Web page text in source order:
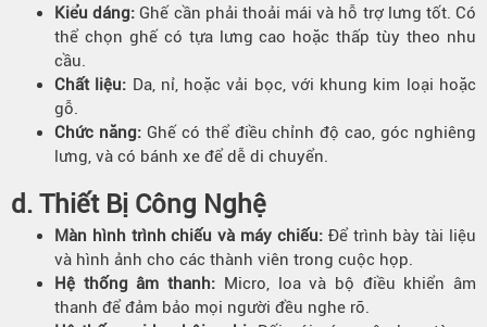
Kiểu dáng: Ghế cần phải thoải mái và hỗ trợ lưng tốt. Có
thể chọn ghế có tựa lưng cao hoặc thấp tùy theo nhu
cầu.
Chất liệu: Da, nỉ, hoặc vải bọc, với khung kim loại hoặc
gỗ.
Chức năng:Ghế có thể điều chỉnh độ cao, góc nghiêng
lưng, và có bánh xe để dễ di chuyển.
d. Thiết Bị Công Nghệ
Màn hình trình chiếu và máy chiếu:Để trình bày tài liệu
và hình ảnh cho các thành viên trong cuộc họp.
Hệ thống âm thanh: Micro, loa và bộ điều khiển âm
thanh để đảm bảo mọi người đều nghe rõ.